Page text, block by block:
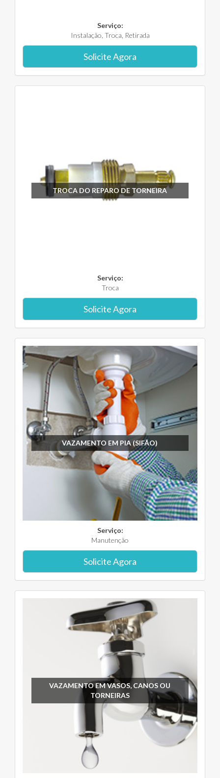
Serviço:
Instalação, Troca, Retirada
Solicite Agora
TROCA DO REPARO DE TORNEIRA
Serviço:
Troca
Solicite Agora
VAZAMENTO EM PIA (SIFÃO)
Serviço:
Manutenção
Solicite Agora
VAZAMENTO EM VASOS, CANOS OU
TORNEIRAS